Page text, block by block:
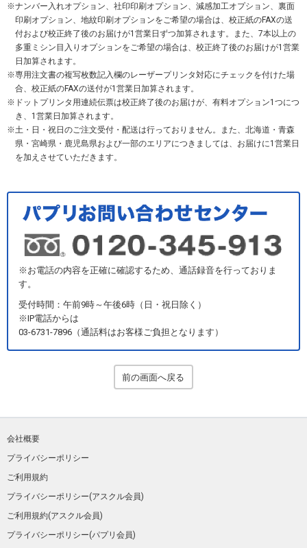
ナンバー入れオプション、社印印刷オプション、減感加工オプション、裏面
印刷オプション、地紋印刷オプションをご希望の場合は、校正紙のFAXの送
付および校正終了後のお届けが1営業日ずつ加算されます。また、7本以上の
多重ミシン目入りオプションをご希望の場合は、校正終了後のお届けが1営業
日加算されます。
専用注文書の複写枚数記入欄のレーザープリンタ対応にチェックを付けた場
合、校正紙のFAXの送付が1営業日加算されます。
ドットプリンタ用連続伝票は校正終了後のお届けが、有料オプション1つにつ
き、1営業日加算されます。
土・日・祝日のご注文受付・配送は行っておりません。また、北海道・青森
県・宮崎県・鹿児島県および一部のエリアにつきましては、お届けに1営業日
を加えさせていただきます。
※お電話の内容を正確に確認するため、通話録音を行っておりま
す。
受付時間：午前9時～午後6時（日・祝日除く）
※IP電話からは
03-6731-7896（通話料はお客様ご負担となります）
前の画面へ戻る
会社概要
プライバシーポリシー
ご利用規約
プライバシーポリシー(アスクル会員)
ご利用規約(アスクル会員)
プライバシーポリシー(パプリ会員)